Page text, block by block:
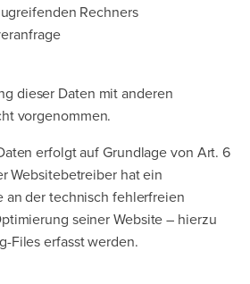
Rechners
dieser Daten mit anderen
vorgenommen.
erfolgt auf Grundlage von Art. 6
Websitebetreiber hat ein
an der technisch fehlerfreien
seiner Website – hierzu
Files erfasst werden.